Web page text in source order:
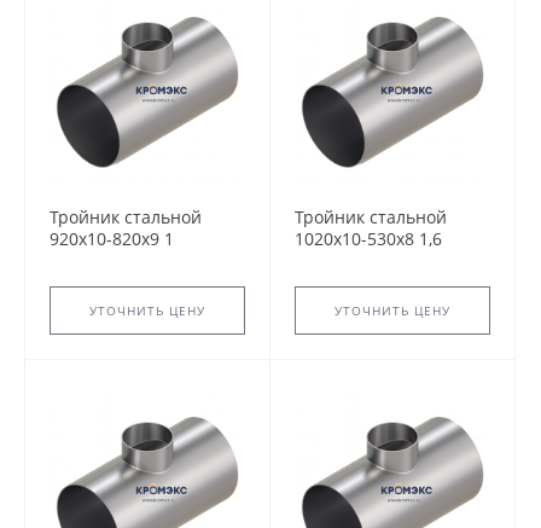
Тройник стальной
920x10-820х9 1
5.903-13 переходный
сварнойУТОЧНИТЬ ЦЕНУ
Тройник стальной
1020x10-530х8 1,6
5.903-13 переходный
сварнойУТОЧНИТЬ ЦЕНУ